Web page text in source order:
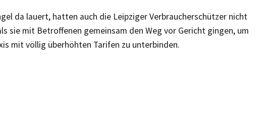
da lauert, hatten auch die Leipziger Verbraucherschützer nicht
sie mit Betroffenen gemeinsam den Weg vor Gericht gingen, um
mit völlig überhöhten Tarifen zu unterbinden.